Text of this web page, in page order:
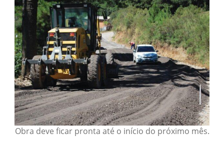
Obra deve ficar pronta até o início do próximo mês.